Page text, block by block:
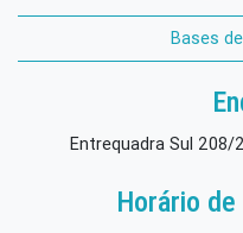
Bases
Entrequadra Sul 208/
Horário